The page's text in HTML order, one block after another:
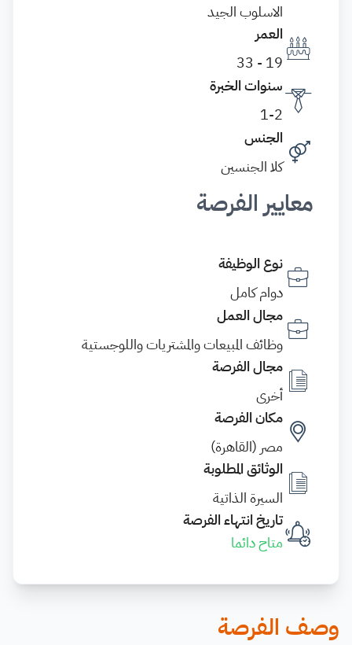
الاسلوب الجيد
العمر
19 - 33
سنوات الخبرة
1-2
الجنس
كلا الجنسين
معايير الفرصة
نوع الوظيفة
دوام كامل
مجال العمل
وظائف المبيعات والمشتريات واللوجستية
مجال الفرصة
أخرى
مكان الفرصة
مصر (القاهرة)
الوثائق المطلوبة
السيرة الذاتية
تاريخ انتهاء الفرصة
متاح دائما
وصف الفرصة